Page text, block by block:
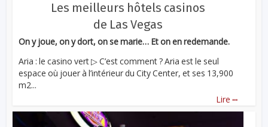
Les meilleurs hôtels casinos
de Las Vegas
On y joue, on y dort, on se marie… Et on en redemande.
Aria : le casino vert ▷ C’est comment ? Aria est le seul
espace où jouer à l’intérieur du City Center, et ses 13,900
m2...
Lire ...